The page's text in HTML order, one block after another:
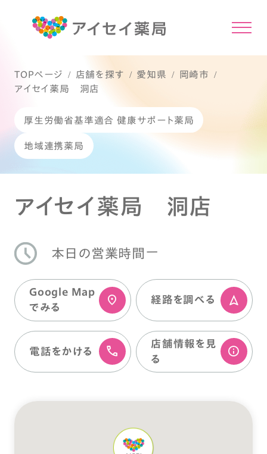
TOPページ 店舗を探す 愛知県
岡崎市
アイセイ薬局 洞店
厚生労働省基準適合 健康サポート薬局
地域連携薬局
アイセイ薬局 洞店
本日の営業時間 ー
Google Map
でみる
経路を調べる
電話をかける
店舗情報を⾒
る